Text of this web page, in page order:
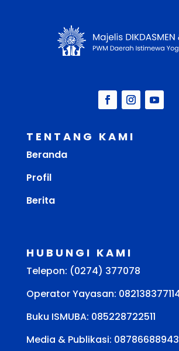
TENTANG KAMI
Beranda
Profil
Berita
HUBUNGI KAMI
Telepon: (0274) 377078
Operator Yayasan:
Buku ISMUBA: 085228722511
Media & Publikasi: